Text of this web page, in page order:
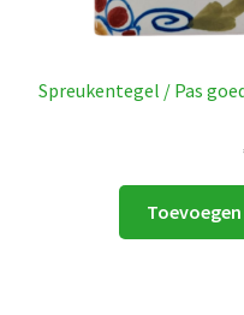
Spreukentegel / Pas